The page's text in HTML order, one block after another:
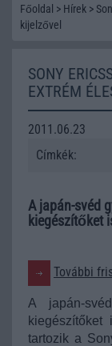
Főoldal > Hírek >
kijelzővel
SONY
EXTRÉM
2011.06.23
Címkék:
A japán-svéd
kiegészítőket
További
A japán-
kiegészítőket
tartozik a